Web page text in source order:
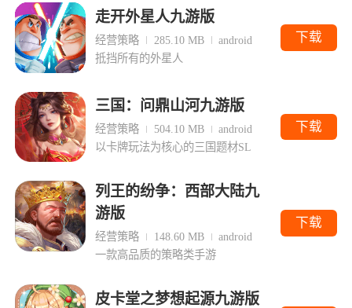
走开外星人九游版
经营策略 285.10 MB
android
抵挡所有的外星人
下载
三国：问鼎山河九游版
经营策略 504.10 MB
android
以卡牌玩法为核心的三国题材SL
下载
列王的纷争：西部大陆九
游版
经营策略 148.60 MB
android
一款高品质的策略类手游
下载
皮卡堂之梦想起源九游版